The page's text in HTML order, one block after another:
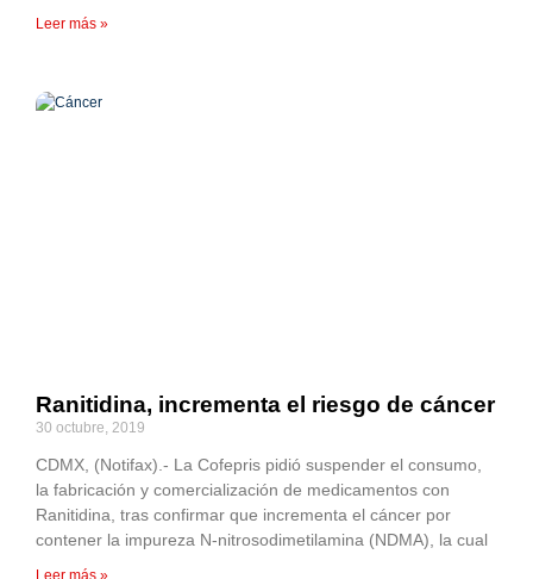
Leer más »
Ranitidina, incrementa el riesgo de cáncer
30 octubre, 2019
CDMX, (Notifax).- La Cofepris pidió suspender el consumo,
la fabricación y comercialización de medicamentos con
Ranitidina, tras confirmar que incrementa el cáncer por
contener la impureza N-nitrosodimetilamina (NDMA), la cual
Leer más »